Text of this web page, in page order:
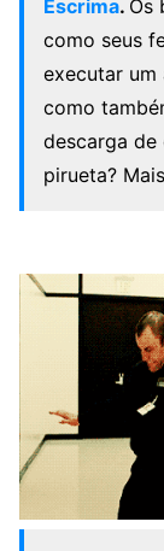
Escrima. Os
como seus
executar um
como
descarga de
pirueta?